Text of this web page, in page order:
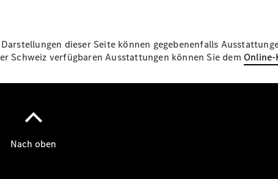
dieser Seite können gegebenenfalls
Schweiz verfügbaren Ausstattungen können Sie dem